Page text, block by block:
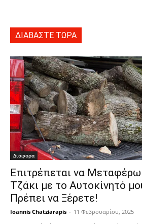
ΔΙΑΒΑΣΤΕ ΤΩΡΑ
Διάφορα
Επιτρέπεται να Μεταφέρω
Τζάκι με το Αυτοκίνητό
Πρέπει να Ξέρετε!
Ioannis Chatziarapis - 11 Φεβρουαρίου, 2025